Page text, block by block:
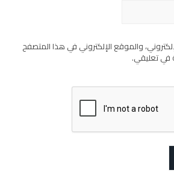
والموقع الإلكتروني في هذا المتصفح
في تعليقي.